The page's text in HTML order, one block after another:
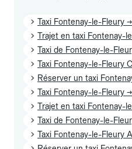
Taxi Fontenay-le-Fleury
Trajet en taxi Fontenay-
Taxi de Fontenay-le-
Taxi Fontenay-le-Fleury
Réserver un taxi
Taxi Fontenay-le-Fleury
Trajet en taxi Fontenay-
Taxi de Fontenay-le-
Taxi Fontenay-le-Fleury